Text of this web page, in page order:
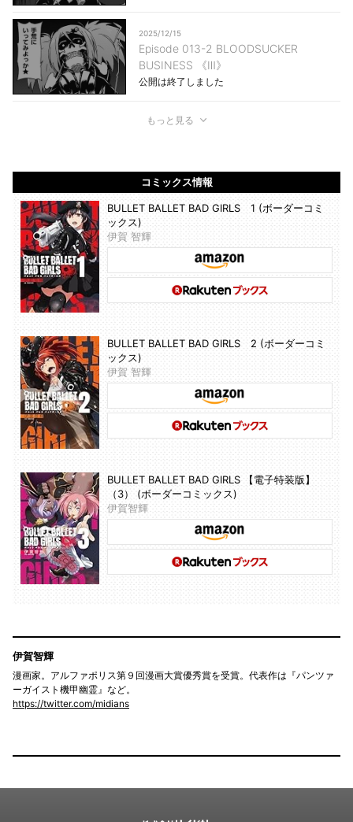
2025/12/15
Episode 013-2 BLOODSUCKER
BUSINESS 《Ⅲ》
公開は終了しました
もっと見る
コミックス情報
BULLET BALLET BAD GIRLS 1 (ボーダーコミ
ックス)
伊賀 智輝
BULLET BALLET BAD GIRLS 2 (ボーダーコミ
ックス)
伊賀 智輝
BULLET BALLET BAD GIRLS 【電子特装版】
（3） (ボーダーコミックス)
伊賀智輝
伊賀智輝
漫画家。アルファポリス第９回漫画大賞優秀賞を受賞。代表作は『パンツァ
ーガイスト機甲幽霊』など。
https://twitter.com/midians